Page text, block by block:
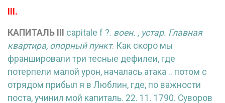
III.
КАПИТАЛЬ capitale f ?. воен. , устар. Главная
квартира, опорный пункт. Как скоро мы
франшировали три тесные дефилеи, где
потерпели малой урон, началась атака .. потом с
отрядом прибыл я в Люблин, где, по важности
поста, учинил мой капиталь. 22. 11. 1790. Суворов